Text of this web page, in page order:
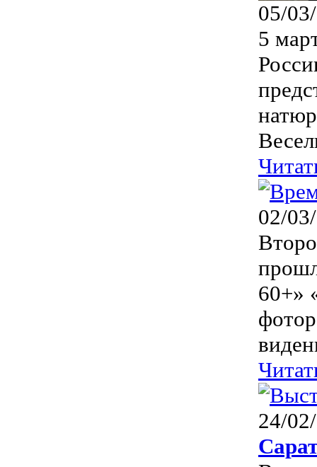
05/
5
02/
60+»
24/